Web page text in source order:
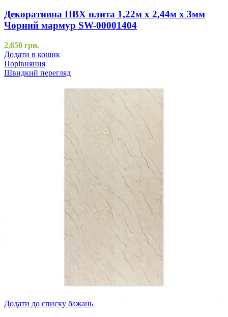
Декоративна ПВХ плита 1,22м х 2,44м х 3мм
Чорний мармур SW-00001404
2,650 грн.
Додати в кошик
Порівняння
Швидкий перегляд
Додати до списку бажань